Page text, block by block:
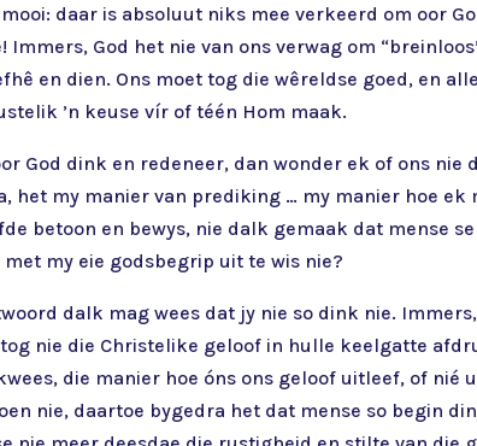
daar is absoluut niks mee verkeerd om oor
God het nie van ons verwag om
en dien. Ons moet tog die wêreldse goed, en
’n keuse vír of téén Hom maak.
God dink en redeneer, dan wonder ek of ons
het my manier van prediking … my manier hoe
betoon en bewys, nie dalk gemaak dat mense
my eie godsbegrip uit te wis nie?
dalk mag wees dat jy nie so dink nie.
nie die Christelike geloof in hulle keelgatte
die manier hoe óns ons geloof uitleef, of nié
nie, daartoe bygedra het dat mense so begin